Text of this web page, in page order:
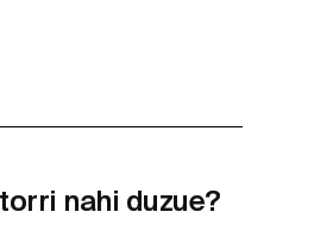
nahi duzue?